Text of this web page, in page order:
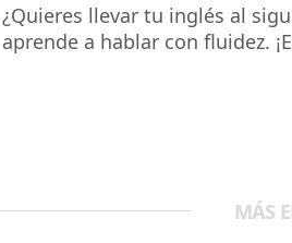
¿Quieres llevar tu inglés al
aprende a hablar con fluidez.
MÁS